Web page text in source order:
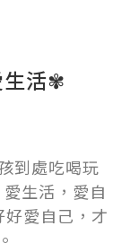
活✾
到處吃喝玩
生活，愛自
愛自己，才